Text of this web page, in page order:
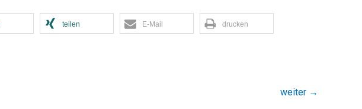
teilen E-Mail drucken
weiter →